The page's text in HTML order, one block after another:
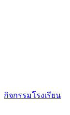
กิจกรรมโรงเรียน